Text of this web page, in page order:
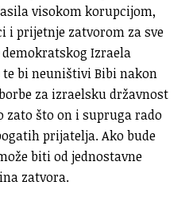
visokom korupcijom,
i prijetnje zatvorom za sve
Izraela
bi neuništivi Bibi nakon
za izraelsku državnost
zato što on i supruga rado
prijatelja. Ako bude
biti od jednostavne
zatvora.